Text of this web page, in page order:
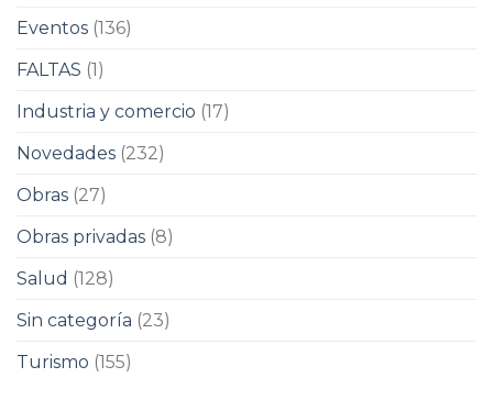
Eventos (136)
FALTAS (1)
Industria y comercio (17)
Novedades (232)
Obras (27)
Obras privadas (8)
Salud (128)
Sin categoría (23)
Turismo (155)